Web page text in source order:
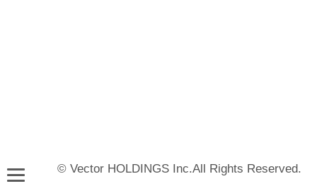
© Vector HOLDINGS Inc.All Rights Reserved.